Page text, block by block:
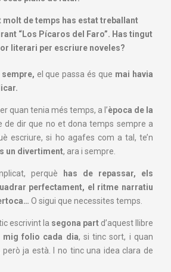
molt de temps has estat treballant
“Los Pícaros del Faro”. Has tingut
literari per escriure noveles?
sempre, el que passa és que mai havia
quan tenia més temps, a l’època de la
de dir que no et dona temps sempre a
escriure, si ho agafes com a tal, te’n
un divertiment, ara i sempre.
perquè
has de repassar, els
perfectament, el ritme narratiu
O sigui que necessites temps.
escrivint la segona part d’aquest llibre
mig folio cada dia, si tinc sort, i quan
però ja està. I no tinc una idea clara de